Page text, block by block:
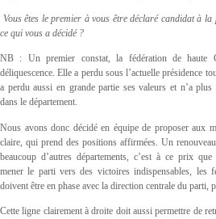
Vous êtes le premier à vous être déclaré candidat à la
ce qui vous a décidé ?
NB : Un premier constat, la fédération de haute
déliquescence. Elle a perdu sous l’actuelle présidence
a perdu aussi en grande partie ses valeurs et n’a plus
dans le département.
Nous avons donc décidé en équipe de proposer aux
claire, qui prend des positions affirmées. Un
beaucoup d’autres départements, c’est à ce prix
mener le parti vers des victoires indispensables, les
doivent être en phase avec la direction centrale du parti,
Cette ligne clairement à droite doit aussi permettre de